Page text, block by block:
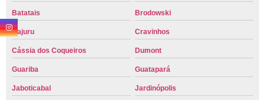
Batatais Brodowski
Cajuru Cravinhos
Cássia dos Coqueiros Dumont
Guariba Guatapará
Jaboticabal Jardinópolis